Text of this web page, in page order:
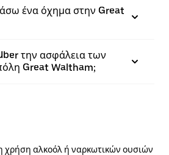
ένα όχημα στην Great
την ασφάλεια των
Great Waltham;
χρήση αλκοόλ ή ναρκωτικών ουσιών